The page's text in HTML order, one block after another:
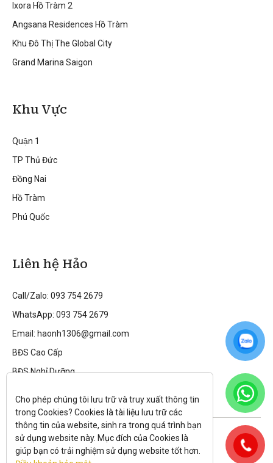
Ixora Hồ Tràm 2
Angsana Residences Hồ Tràm
Khu Đô Thị The Global City
Grand Marina Saigon
Khu Vực
Quận 1
TP Thủ Đức
Đồng Nai
Hồ Tràm
Phú Quốc
Liên hệ Hảo
Call/Zalo: 093 754 2679
WhatsApp: 093 754 2679
Email: haonh1306@gmail.com
BĐS Cao Cấp
BĐS Nghỉ Dưỡng
Theo dõi tôi trên:
Cho phép chúng tôi lưu trữ và truy xuất thông tin
trong Cookies? Cookies là tài liệu lưu trữ các
thông tin của website, sinh ra trong quá trình bạn
sử dụng website này. Mục đích của Cookies là